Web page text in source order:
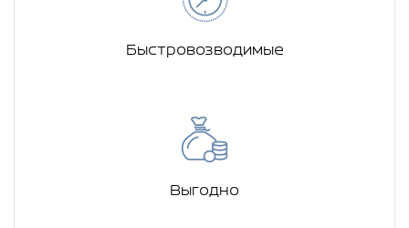
Быстровозводимые
Выгодно